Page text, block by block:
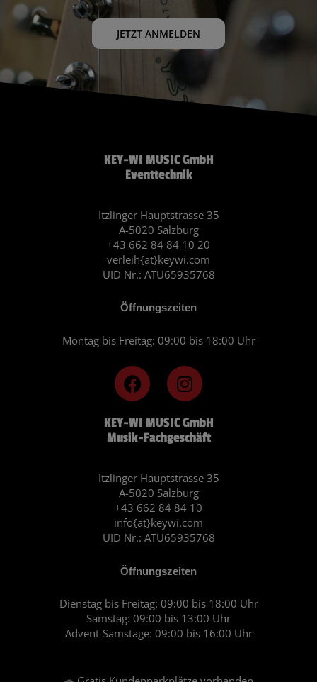
JETZT ANMELDEN
KEY-WI MUSIC GmbH
Musik-Fachgeschäft
Itzlinger Hauptstrasse 35
A-5020 Salzburg
+43 662 84 84 10
info{at}keywi.com
UID Nr.: ATU65935768
Öffnungszeiten
Dienstag bis Freitag: 09:00 bis 18:00 Uhr
Samstag: 09:00 bis 13:00 Uhr
Advent-Samstage: 09:00 bis 16:00 Uhr
F
a
c
e
b
o
k
I
n
s
t
a
r
a
m
KEY-WI MUSIC GmbH
Eventtechnik
Itzlinger Hauptstrasse 35
A-5020 Salzburg
+43 662 84 84 10 20
verleih{at}keywi.com
UID Nr.: ATU65935768
Öffnungszeiten
Montag bis Freitag: 09:00 bis 18:00 Uhr